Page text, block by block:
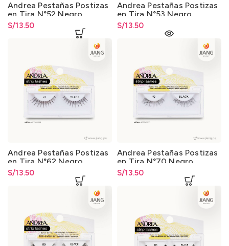
Andrea Pestañas Postizas
en Tira N°52 Negro
S/13.50
Andrea Pestañas Postizas
en Tira N°53 Negro
S/13.50
Andrea Pestañas Postizas
en Tira N°62 Negro
S/13.50
Andrea Pestañas Postizas
en Tira N°70 Negro
S/13.50